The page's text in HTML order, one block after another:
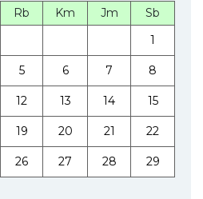
Rb Km Jm
Sb
1
5 6 7 8
12 13 14 15
19 20 21 22
26 27 28 29